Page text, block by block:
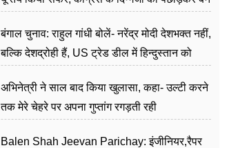
बंगाल चुनाव: राहुल गांधी बोलें- नरेंद्र मोदी देशभक्त नहीं,
बल्कि देशद्रोही हैं, US ट्रेड डील में हिन्दुस्तान को
अभिनेत्री ने साल बाद किया खुलासा, कहा- उल्टी करने
तक मेरे चेहरे पर अपना गुप्तांग रगड़ती रही
Balen Shah Jeevan Parichay: इंजीनियर,रैपर